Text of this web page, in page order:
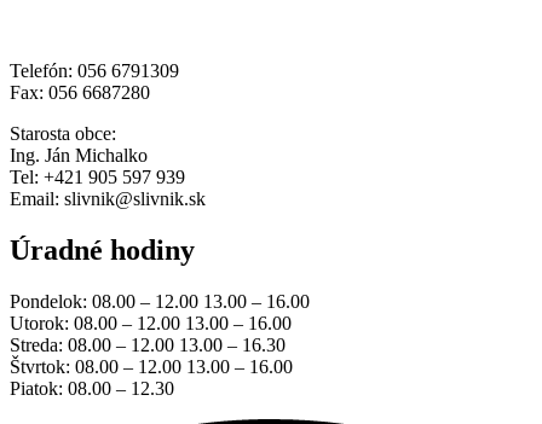
Telefón: 056 6791309
Fax: 056 6687280
Starosta obce:
Ing. Ján Michalko
Tel: +421 905 597 939
Email: slivnik@slivnik.sk
Úradné hodiny
Pondelok: 08.00 – 12.00 13.00 – 16.00
Utorok: 08.00 – 12.00 13.00 – 16.00
Streda: 08.00 – 12.00 13.00 – 16.30
Štvrtok: 08.00 – 12.00 13.00 – 16.00
Piatok: 08.00 – 12.30